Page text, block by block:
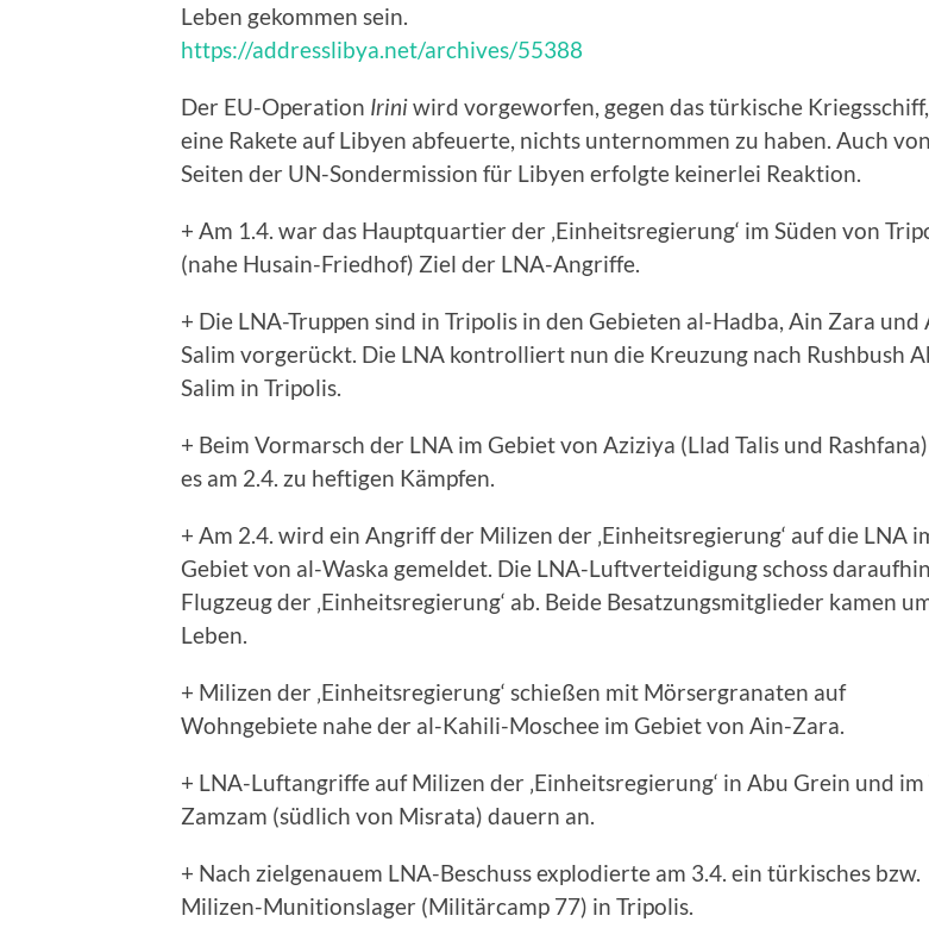
Leben gekommen sein.
https://addresslibya.net/archives/55388
Der EU-Operation Iriniwird vorgeworfen, gegen das türkische
eine Rakete auf Libyen abfeuerte, nichts unternommen zu haben. Auch von
Seiten der UN-Sondermission für Libyen erfolgte keinerlei Reaktion.
+ Am 1.4. war das Hauptquartier der ‚Einheitsregierung‘ im Süden von
(nahe Husain-Friedhof) Ziel der LNA-Angriffe.
+ Die LNA-Truppen sind in Tripolis in den Gebieten al-Hadba, Ain Zara und
Salim vorgerückt. Die LNA kontrolliert nun die Kreuzung nach Rushbush
Salim in Tripolis.
+ Beim Vormarsch der LNA im Gebiet von Aziziya (Llad Talis und
es am 2.4. zu heftigen Kämpfen.
+ Am 2.4. wird ein Angriff der Milizen der ‚Einheitsregierung‘ auf die LNA
Gebiet von al-Waska gemeldet. Die LNA-Luftverteidigung schoss
Flugzeug der ‚Einheitsregierung‘ ab. Beide Besatzungsmitglieder kamen
Leben.
+ Milizen der ‚Einheitsregierung‘ schießen mit Mörsergranaten auf
Wohngebiete nahe der al-Kahili-Moschee im Gebiet von Ain-Zara.
+ LNA-Luftangriffe auf Milizen der ‚Einheitsregierung‘ in Abu Grein und im
Zamzam (südlich von Misrata) dauern an.
+ Nach zielgenauem LNA-Beschuss explodierte am 3.4. ein türkisches bzw.
Milizen-Munitionslager (Militärcamp 77) in Tripolis.